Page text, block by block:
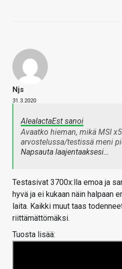
Njs
31.3.2020
AleaIactaEst sanoi
Avaatko hieman, mikä MSI
arvostelussa/testissä meni
Napsauta laajentaaksesi…
Testasivat 3700x:lla emoa ja
hyvä ja ei kukaan näin halpaan
laita. Kaikki muut taas
riittämättömäksi.
Tuosta lisää: